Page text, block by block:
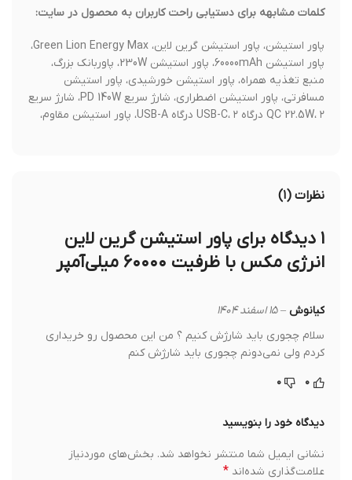
کلمات مشابهه برای دستیابی راحت کاربران به محصول در سایت:
پاور استیشن، پاور استیشن گرین لاین، Green Lion Energy Max،
پاور استیشن 60000mAh، پاور استیشن 230W، پاوربانک بزرگ،
منبع تغذیه همراه، پاور استیشن خورشیدی، پاور استیشن
مسافرتی، پاور استیشن اضطراری، شارژ سریع PD 140W، شارژ سریع
QC 22.5W، ۲ درگاه USB-C، ۲ درگاه USB-A، پاور استیشن مقاوم،
نظرات (۱)
پاور استیشن گرین لاین
انرژی مکس با ظرفیت ۶۰۰۰۰ میلی‌آمپر
کیانوش– ۱۵ اسفند ۱۴۰۴
سلام چجوری باید شارژش کنیم ؟ من این محصول رو خریداری
کردم ولی نمی‌دونم چجوری باید شارژش کنم
دیدگاه خود را بنویسید
نشانی ایمیل شما منتشر نخواهد شد. بخش‌های موردنیاز
علامت‌گذاری شده‌اند*